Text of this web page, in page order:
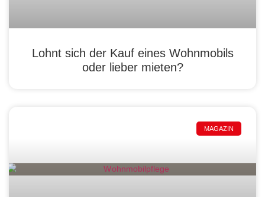
Lohnt sich der Kauf eines Wohnmobils
oder lieber mieten?
MAGAZIN